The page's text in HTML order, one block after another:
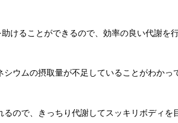
けることができるので、効率の良い代謝を
ウムの摂取量が不足していることがわかっ
ので、きっちり代謝してスッキリボディを